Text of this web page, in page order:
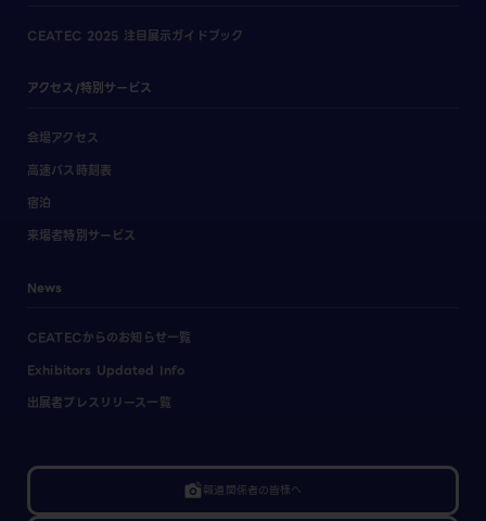
CEATEC 2025 注目展示ガイドブック
アクセス/特別サービス
会場アクセス
高速バス時刻表
宿泊
来場者特別サービス
News
CEATECからのお知らせ一覧
Exhibitors Updated Info
出展者プレスリリース一覧
linked_camera報道関係者の皆様へ